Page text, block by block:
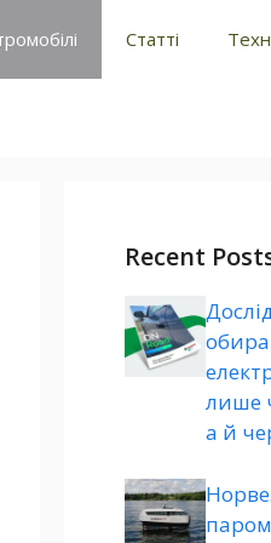
Статті
Recent
лише
а й